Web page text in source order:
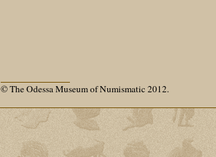
© The Odessa Museum of Numismatic 2012.